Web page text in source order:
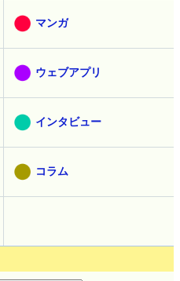
マンガ
ウェブアプリ
インタビュー
コラム